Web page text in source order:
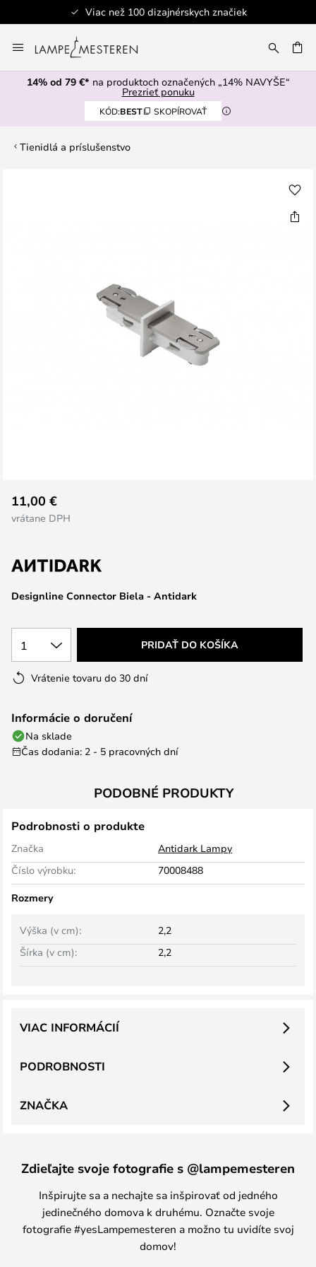
Viac než 100 dizajnérskych značiek
to
Content
14% od 79 €* na produktoch označených „14% NAVYŠE“
Prezrieť ponuku
KÓD:BEST SKOPÍROVAŤ
Tienidlá a príslušenstvo
na
začiatok
obrázkov
Designline Connector Biela - Antidark
11,00 €
vrátane DPH
1 PRIDAŤ DO KOŠÍKA
Vrátenie tovaru do 30 dní
Informácie o doručení
Na sklade
Čas dodania: 2 - 5 pracovných dní
PODOBNÉ PRODUKTY
Podrobnosti o produkte
Značka
Antidark Lampy
Číslo výrobku:
70008488
Rozmery
Šírka (v cm): 2,2
Výška (v cm): 2,2
PODROBNOSTI
VIAC INFORMÁCIÍ
ZNAČKA
Zdieľajte svoje fotografie s @lampemesteren
Inšpirujte sa a nechajte sa inšpirovať od jedného
jedinečného domova k druhému. Označte svoje
fotografie #yesLampemesteren a možno tu uvidíte svoj
domov!